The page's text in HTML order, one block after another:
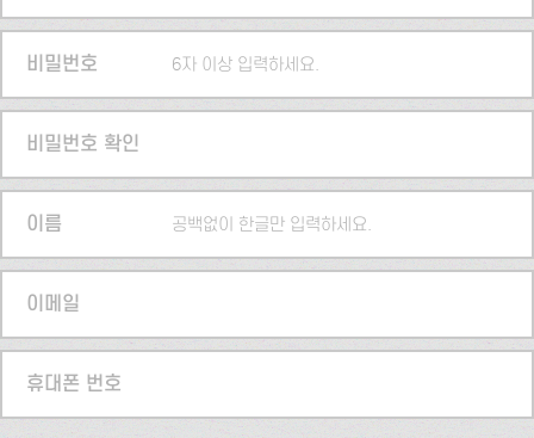
비밀번호 6자 이상 입력하세요.
비밀번호 확인
이름 공백없이 한글만 입력하세요.
이메일
휴대폰 번호